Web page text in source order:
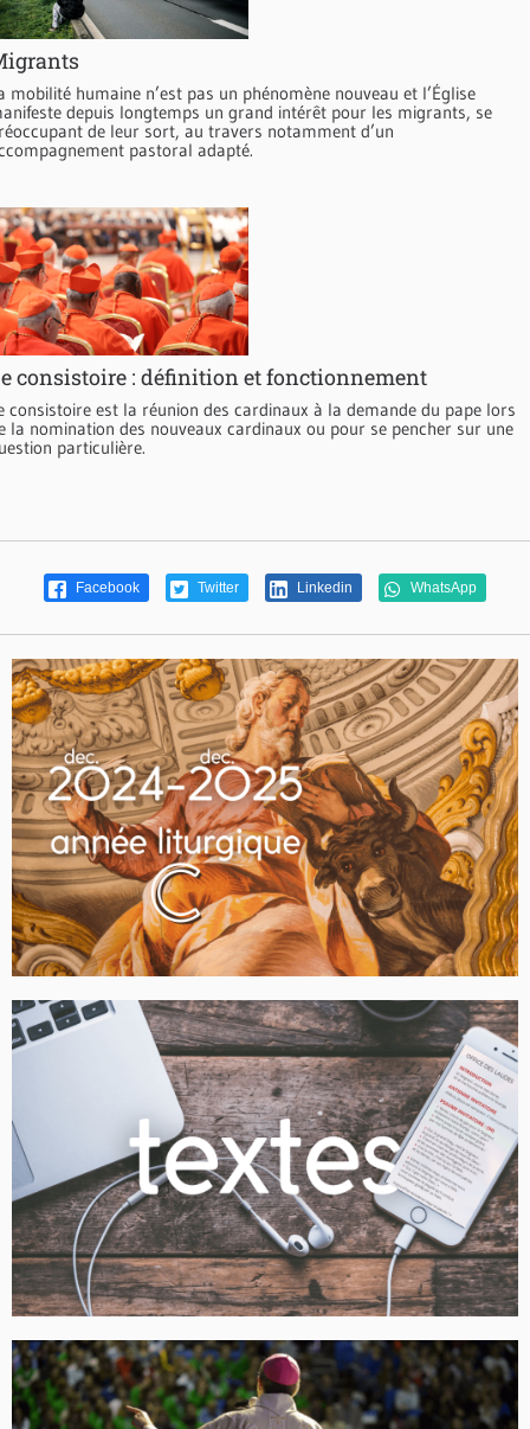
mobilité humaine n’est pas un phénomène nouveau et l’Église
depuis longtemps un grand intérêt pour les migrants, se
de leur sort, au travers notamment d’un
pastoral adapté.
consistoire : définition et fonctionnement
consistoire est la réunion des cardinaux à la demande du pape lors
la nomination des nouveaux cardinaux ou pour se pencher sur une
particulière.
Facebook Twitter Linkedin WhatsApp